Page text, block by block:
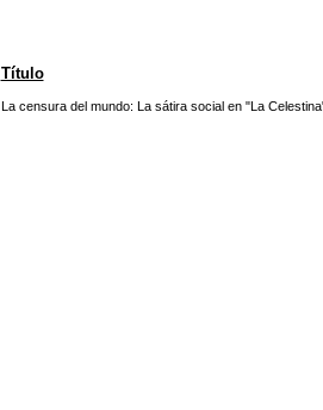
Título
La censura del mundo: La sátira social en "La